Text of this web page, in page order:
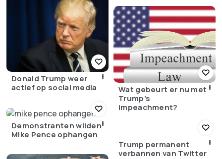
Donald Trump weer
actief op social media
Wat gebeurt er nu met
Trump’s
impeachment?
Demonstranten wilden
Mike Pence ophangen
Trump permanent
verbannen van Twitter